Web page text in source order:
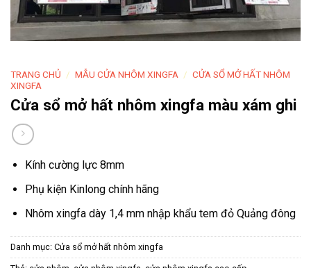
TRANG CHỦ / MẪU CỬA NHÔM XINGFA / CỬA SỔ MỞ HẤT NHÔM
XINGFA
Cửa sổ mở hất nhôm xingfa màu xám ghi
Kính cường lực 8mm
Phụ kiện Kinlong chính hãng
Nhôm xingfa dày 1,4 mm nhập khẩu tem đỏ Quảng đông
Danh mục: Cửa sổ mở hất nhôm xingfa